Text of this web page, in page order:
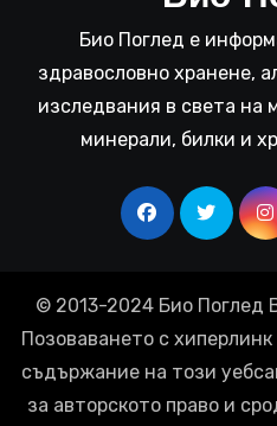
Био Поглед е
здравословно хранене,
изследвания в света на
минерали, билки и
© 2013-2024 Био Поглед
Позоваването с
съдържание на този
за авторското право и